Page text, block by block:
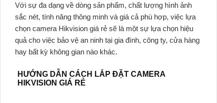
Với sự đa dạng về dòng sản phẩm, chất lượng hình ảnh
sắc nét, tính năng thông minh và giá cả phù hợp, việc lựa
chọn camera Hikvision giá rẻ sẽ là một sự lựa chọn hiệu
quả cho việc bảo vệ an ninh tại gia đình, công ty, cửa hàng
hay bất kỳ không gian nào khác.
HƯỚNG DẪN CÁCH LẮP ĐẶT CAMERA
HIKVISION GIÁ RẺ